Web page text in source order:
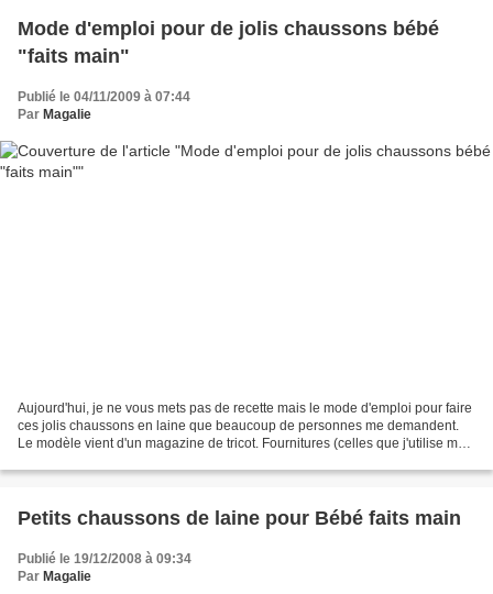
Mode d'emploi pour de jolis chaussons bébé
"faits main"
Publié le 04/11/2009 à 07:44
Par Magalie
Aujourd'hui, je ne vous mets pas de recette mais le mode d'emploi pour faire
ces jolis chaussons en laine que beaucoup de personnes me demandent.
Le modèle vient d'un magazine de tricot. Fournitures (celles que j'utilise mais
Petits chaussons de laine pour Bébé faits main
Publié le 19/12/2008 à 09:34
Par Magalie